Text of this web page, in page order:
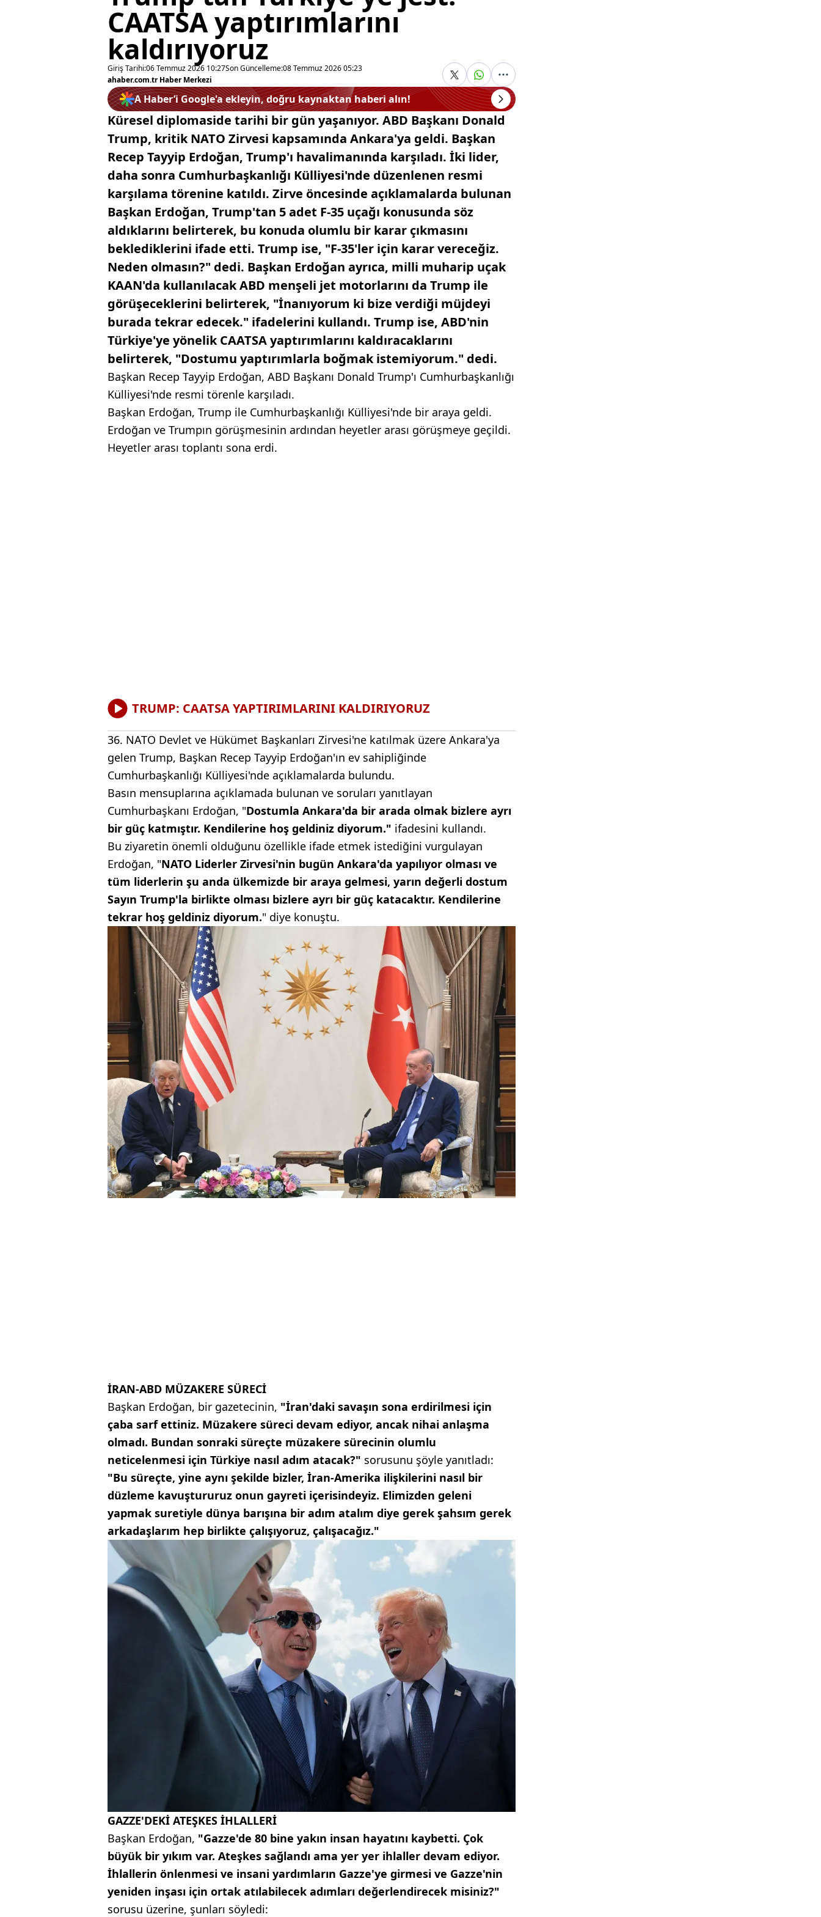
CAATSA yaptırımlarını
kaldırıyoruz
Giriş Tarihi:06 Temmuz 2026 10:27Son Güncelleme:08 Temmuz 2026 05:23
ahaber.com.tr Haber Merkezi
A Haber’i Google'a ekleyin, doğru kaynaktan haberi alın!
Küresel diplomaside tarihi bir gün yaşanıyor. ABD Başkanı Donald
Trump, kritik NATO Zirvesi kapsamında Ankara'ya geldi. Başkan
Recep Tayyip Erdoğan, Trump'ı havalimanında karşıladı. İki lider,
daha sonra Cumhurbaşkanlığı Külliyesi'nde düzenlenen resmi
karşılama törenine katıldı. Zirve öncesinde açıklamalarda bulunan
Başkan Erdoğan, Trump'tan 5 adet F-35 uçağı konusunda söz
aldıklarını belirterek, bu konuda olumlu bir karar çıkmasını
beklediklerini ifade etti. Trump ise, "F-35'ler için karar vereceğiz.
Neden olmasın?" dedi. Başkan Erdoğan ayrıca, milli muharip uçak
KAAN'da kullanılacak ABD menşeli jet motorlarını da Trump ile
görüşeceklerini belirterek, "İnanıyorum ki bize verdiği müjdeyi
burada tekrar edecek." ifadelerini kullandı. Trump ise, ABD'nin
Türkiye'ye yönelik CAATSA yaptırımlarını kaldıracaklarını
belirterek, "Dostumu yaptırımlarla boğmak istemiyorum." dedi.
Başkan Recep Tayyip Erdoğan, ABD Başkanı Donald Trump'ı Cumhurbaşkanlığı
Külliyesi'nde resmi törenle karşıladı.
Başkan Erdoğan, Trump ile Cumhurbaşkanlığı Külliyesi'nde bir araya geldi.
Erdoğan ve Trumpın görüşmesinin ardından heyetler arası görüşmeye geçildi.
Heyetler arası toplantı sona erdi.
TRUMP: CAATSA YAPTIRIMLARINI KALDIRIYORUZ
36.⁠ ⁠NATO Devlet ve Hükümet Başkanları Zirvesi'ne katılmak üzere Ankara'ya
gelen Trump, Başkan Recep Tayyip Erdoğan'ın ev sahipliğinde
Cumhurbaşkanlığı Külliyesi'nde açıklamalarda bulundu.
Basın mensuplarına açıklamada bulunan ve soruları yanıtlayan
Cumhurbaşkanı Erdoğan, "Dostumla Ankara'da bir arada olmak bizlere ayrı
bir güç katmıştır. Kendilerine hoş geldiniz diyorum." ifadesini kullandı.
Bu ziyaretin önemli olduğunu özellikle ifade etmek istediğini vurgulayan
Erdoğan, "NATO Liderler Zirvesi'nin bugün Ankara'da yapılıyor olması ve
tüm liderlerin şu anda ülkemizde bir araya gelmesi, yarın değerli dostum
Sayın Trump'la birlikte olması bizlere ayrı bir güç katacaktır. Kendilerine
tekrar hoş geldiniz diyorum." diye konuştu.
İRAN-ABD MÜZAKERE SÜRECİ
Başkan Erdoğan, bir gazetecinin, "İran'daki savaşın sona erdirilmesi için
çaba sarf ettiniz. Müzakere süreci devam ediyor, ancak nihai anlaşma
olmadı. Bundan sonraki süreçte müzakere sürecinin olumlu
neticelenmesi için Türkiye nasıl adım atacak?" sorusunu şöyle yanıtladı:
"Bu süreçte, yine aynı şekilde bizler, İran-Amerika ilişkilerini nasıl bir
düzleme kavuştururuz onun gayreti içerisindeyiz. Elimizden geleni
yapmak suretiyle dünya barışına bir adım atalım diye gerek şahsım gerek
arkadaşlarım hep birlikte çalışıyoruz, çalışacağız."
GAZZE'DEKİ ATEŞKES İHLALLERİ
Başkan Erdoğan, "Gazze'de 80 bine yakın insan hayatını kaybetti. Çok
büyük bir yıkım var. Ateşkes sağlandı ama yer yer ihlaller devam ediyor.
İhlallerin önlenmesi ve insani yardımların Gazze'ye girmesi ve Gazze'nin
yeniden inşası için ortak atılabilecek adımları değerlendirecek misiniz?"
sorusu üzerine, şunları söyledi: